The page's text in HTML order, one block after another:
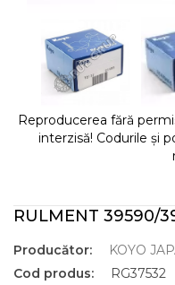
Reproducerea fără
interzisă! Codurile și
RULMENT 39590/
Producător:
KOYO
Cod produs:
RG37532